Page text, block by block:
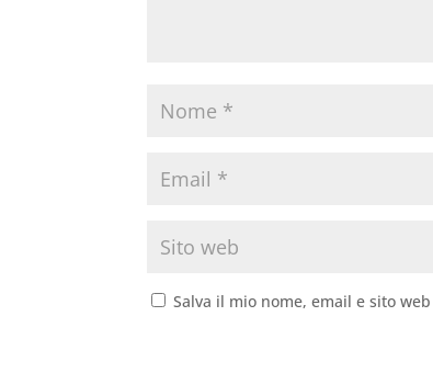
Salva il mio nome, email e sito